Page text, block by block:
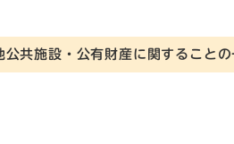
公共施設・公有財産に関することの